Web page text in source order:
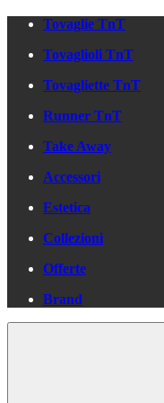
Tovaglie TnT
Tovaglioli TnT
Tovagliette TnT
Runner TnT
Take Away
Accessori
Estetica
Collezioni
Offerte
Brand